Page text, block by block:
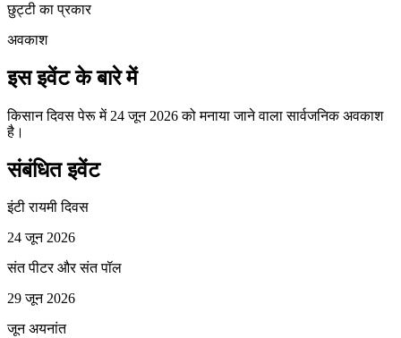
छुट्टी का प्रकार
अवकाश
इस इवेंट के बारे में
किसान दिवस पेरू में 24 जून 2026 को मनाया जाने वाला सार्वजनिक अवकाश
है।
संबंधित इवेंट
इंटी रायमी दिवस
24 जून 2026
संत पीटर और संत पॉल
29 जून 2026
जून अयनांत